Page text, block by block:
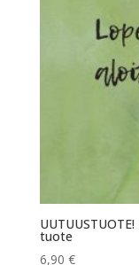
tuote
6,90 €